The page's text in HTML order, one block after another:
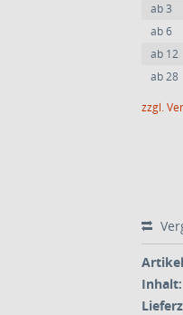
ab3
ab6
ab 12
ab28
zzgl.
Inhalt: